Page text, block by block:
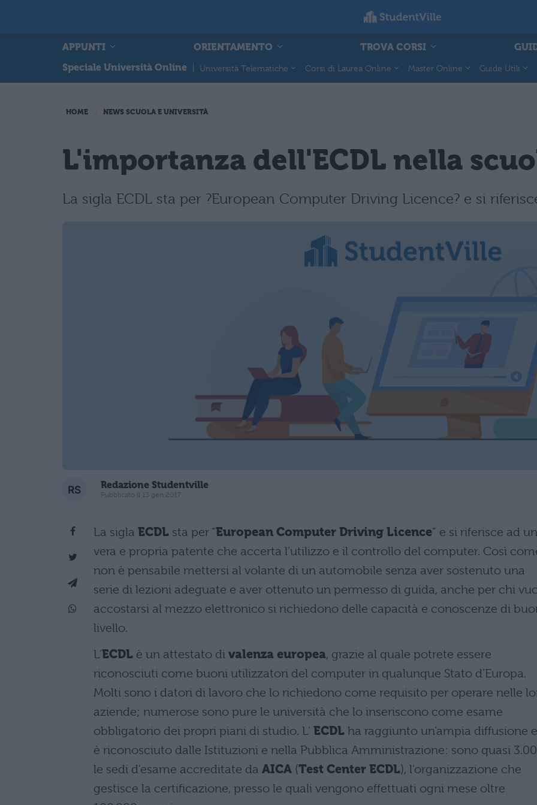
APPUNTI ORIENTAMENTO TROVA CORSI
Speciale Università Online
Università Telematiche Corsi di Laurea Online Master Online Guide Utili
HOME NEWS SCUOLA E UNIVERSITÀ
L'importanza dell'ECDL nella
La sigla ECDL sta per ?European Computer Driving Licence? e si
Redazione Studentville
Pubblicato il 13 gen 2017
La sigla ECDL sta per “European Computer Driving Licence” e si riferisce ad
vera e propria patente che accerta l’utilizzo e il controllo del computer. Così
non è pensabile mettersi al volante di un automobile senza aver sostenuto una
serie di lezioni adeguate e aver ottenuto un permesso di guida, anche per chi
accostarsi al mezzo elettronico si richiedono delle capacità e conoscenze di
livello.
L’ECDL è un attestato di valenza europea, grazie al quale potrete essere
riconosciuti come buoni utilizzatori del computer in qualunque Stato d’Europa.
Molti sono i datori di lavoro che lo richiedono come requisito per operare nelle
aziende; numerose sono pure le università che lo inseriscono come esame
obbligatorio dei propri piani di studio. L’ ECDL ha raggiunto un’ampia diffusione
è riconosciuto dalle Istituzioni e nella Pubblica Amministrazione: sono quasi
le sedi d’esame accreditate da AICA (Test Center ECDL), l’organizzazione che
gestisce la certificazione, presso le quali vengono effettuati ogni mese oltre